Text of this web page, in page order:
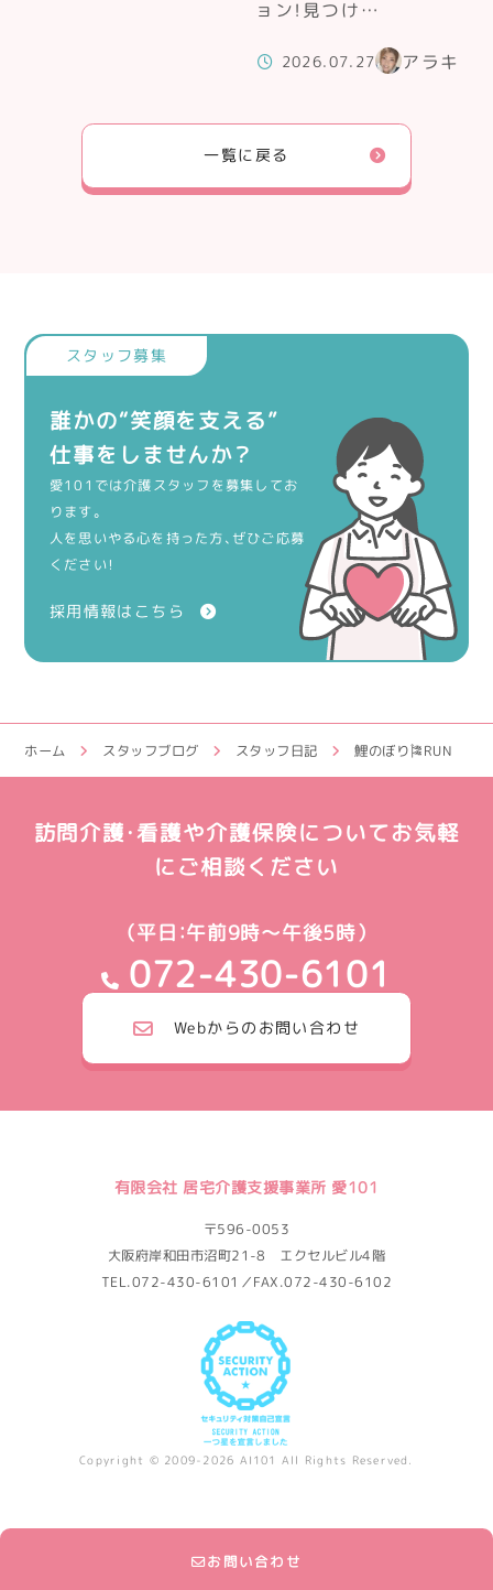
ョン！見つけ…
2026.07.27 アラキ
一覧に戻る
誰かの“笑顔を支える”
仕事をしませんか？
愛101では介護スタッフを募集してお
ります。
人を思いやる心を持った方、ぜひご応募
ください！
採用情報はこちら
ホーム スタッフブログ スタッフ日記 鯉のぼり🎏RUN
訪問介護・看護や介護保険についてお気軽
にご相談ください
（平日：午前9時～午後5時）
072-430-6101
Webからのお問い合わせ
有限会社 居宅介護支援事業所 愛101
〒596-0053
大阪府岸和田市沼町21-8 エクセルビル4階
TEL.072-430-6101／FAX.072-430-6102
Copyright © 2009-2026 AI101 All Rights Reserved.
お問い合わせ